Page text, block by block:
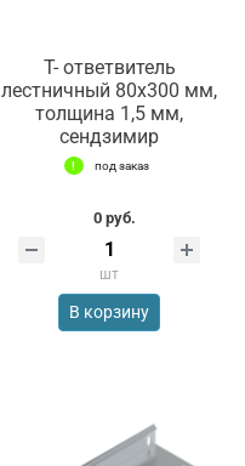
Т- ответвитель
лестничный 80х300 мм,
толщина 1,5 мм,
сендзимир
под заказ
0 руб.
шт
В корзину